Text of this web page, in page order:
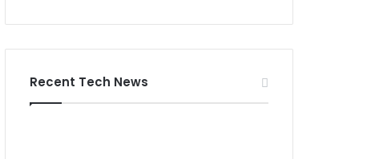
Recent Tech News